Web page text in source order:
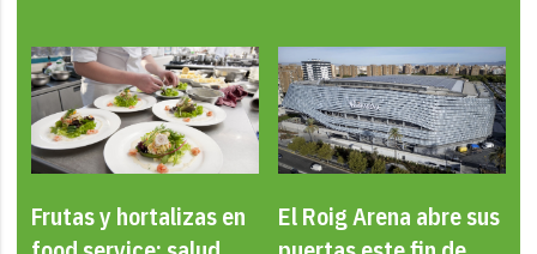
Frutas y hortalizas en
El Roig Arena abre sus